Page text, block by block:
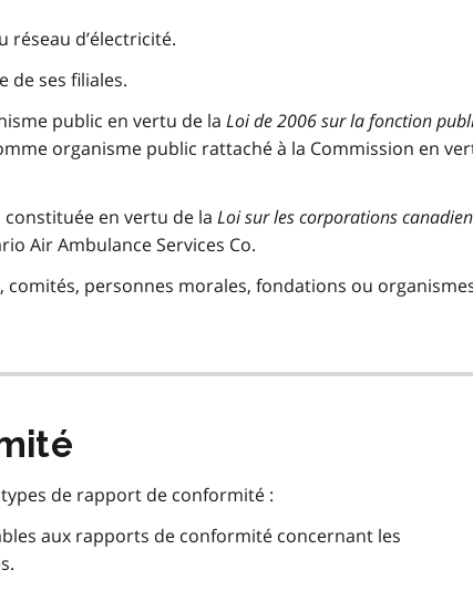
réseau d’électricité.
de ses filiales.
public en vertu de la Loi de 2006 sur la fonction
organisme public rattaché à la Commission en
en vertu de la Loi sur les corporations
Air Ambulance Services Co.
comités, personnes morales, fondations ou
de rapport de conformité :
aux rapports de conformité concernant les